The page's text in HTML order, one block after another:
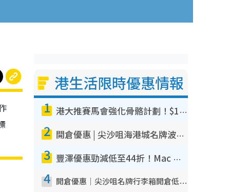
港生活限時優惠情報
1 港大推賽馬會強化骨骼計劃！$100骨質密度X光檢查 完成免費運動訓練送超市禮券！附參加資格
2 開倉優惠 | 尖沙咀海港城名牌波鞋開倉低至1折！On鞋$899起／Joy&Peace鞋履$98起
3 豐澤優惠勁減低至44折！Mac mini/iPhone17Pro大減價！廚房家電$220起
4 開倉優惠｜尖沙咀名牌行李箱開倉低至4折！一連5日 American Tourister/ace./Hallmark $200起！